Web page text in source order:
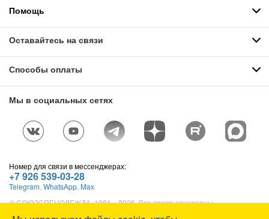
Помощь
Оставайтесь на связи
Способы оплаты
Мы в социальных сетях
Номер для связи в мессенджерах:
+7 926 539-03-28
Telegram WhatsApp Max
© СОЮЗСПЕЦОДЕЖДА, 1991—2026. Все права защищены.